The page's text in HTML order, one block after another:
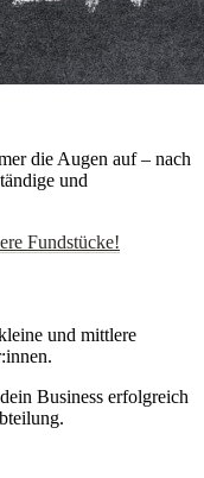
die Augen auf – nach
und
Fundstücke!
und mittlere
Business erfolgreich